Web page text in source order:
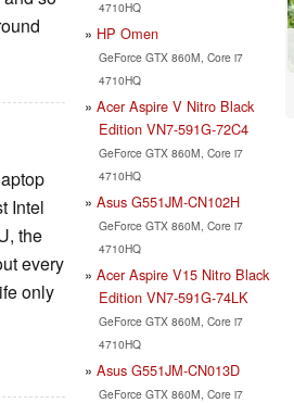
Intel
the
every
only
4710HQ
HP Omen
GeForce GTX 860M, Core i7
4710HQ
Acer Aspire V Nitro Black
Edition VN7-591G-72C4
GeForce GTX 860M, Core i7
4710HQ
Asus G551JM-CN102H
GeForce GTX 860M, Core i7
4710HQ
Acer Aspire V15 Nitro Black
Edition VN7-591G-74LK
GeForce GTX 860M, Core i7
4710HQ
Asus G551JM-CN013D
GeForce GTX 860M, Core i7